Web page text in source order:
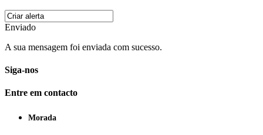
Enviado
A sua mensagem foi enviada com sucesso.
Siga-nos
Entre em contacto
Morada